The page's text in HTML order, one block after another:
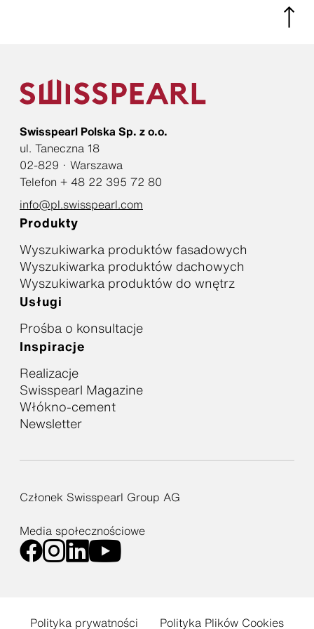
Swisspearl Polska Sp. z o.o.
ul. Taneczna 18
02-829 · Warszawa
Telefon + 48 22 395 72 80
info@pl.swisspearl.com
Produkty
Wyszukiwarka produktów fasadowych
Wyszukiwarka produktów dachowych
Wyszukiwarka produktów do wnętrz
Usługi
Prośba o konsultacje
Inspiracje
Realizacje
Swisspearl Magazine
Włókno-cement
Newsletter
Członek Swisspearl Group AG
Media społecznościowe
Polityka prywatności Polityka Plików Cookies